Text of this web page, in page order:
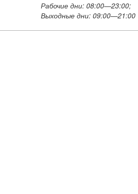
Рабочие дни: 08:00—23:00;
Выходные дни: 09:00—21:00